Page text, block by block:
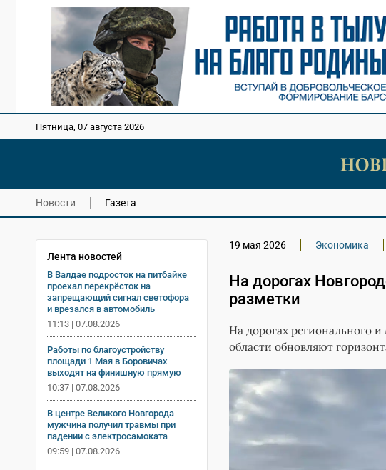
Пятница, 07 августа 2026
Новости Газета
Лента новостей
В Валдае подросток на питбайке
проехал перекрёсток на
запрещающий сигнал светофора
и врезался в автомобиль
11:13 | 07.08.2026
Работы по благоустройству
площади 1 Мая в Боровичах
выходят на финишную прямую
10:37 | 07.08.2026
В центре Великого Новгорода
мужчина получил травмы при
падении с электросамоката
09:59 | 07.08.2026
19 мая 2026 Экономика
На дорогах
разметки
На дорогах регионального
области обновляют